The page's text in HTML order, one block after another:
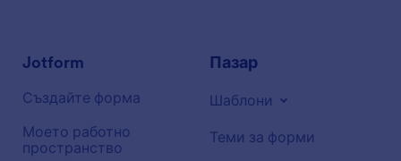
Jotform
Създайте форма
Моето работно
пространство
Пазар
Шаблони
Теми за форми